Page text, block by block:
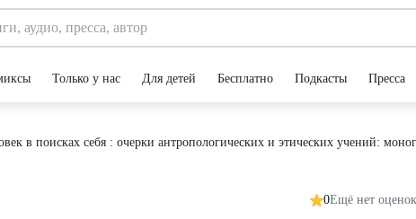
Только у нас Для детей Бесплатно Подкасты Пресса
в поисках себя : очерки антропологических и этических учений:
0Ещё нет оценок